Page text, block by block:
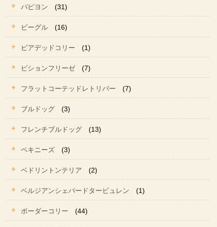
パピヨン (31)
ビーグル (16)
ビアデッドコリー (1)
ビションフリーゼ (7)
フラットコーテッドレトリバー (7)
ブルドッグ (3)
フレンチブルドッグ (13)
ペキニーズ (3)
ベドリントンテリア (2)
ベルジアンシェパードタービュレン (1)
ボーダーコリー (44)